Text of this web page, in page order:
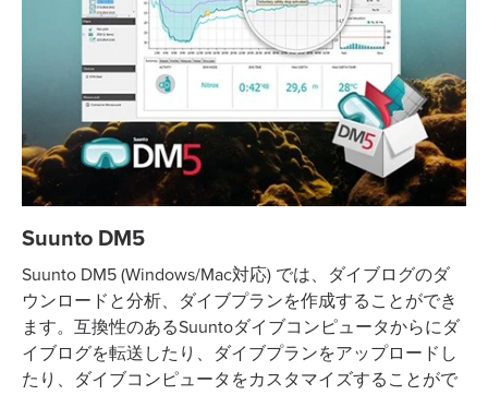
Suunto DM5
Suunto DM5 (Windows/Mac対応) では、ダイブログのダ
ウンロードと分析、ダイブプランを作成することができ
ます。互換性のあるSuuntoダイブコンピュータからにダ
イブログを転送したり、ダイブプランをアップロードし
たり、ダイブコンピュータをカスタマイズすることがで